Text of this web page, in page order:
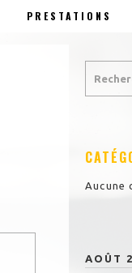
PRESTATIONS
Aucune
AOÛT